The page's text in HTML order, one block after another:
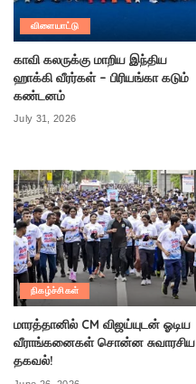
விளையாட்டு
காவி கலருக்கு மாறிய இந்திய
ஹாக்கி வீரர்கள் – பிரியங்கா கடும்
கண்டனம்
July 31, 2026
நிகழ்ச்சிகள்
மாரத்தானில் CM விஜய்யுடன் ஓடிய
வீராங்கனைகள் சொன்ன சுவாரசிய
தகவல்!